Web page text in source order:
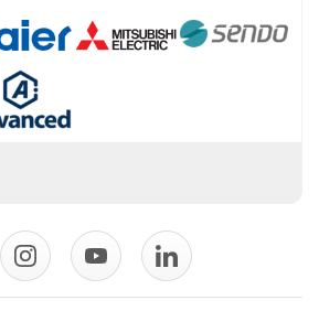
op Facebook
follow_us_on_instagram
Volg ons op YouTube